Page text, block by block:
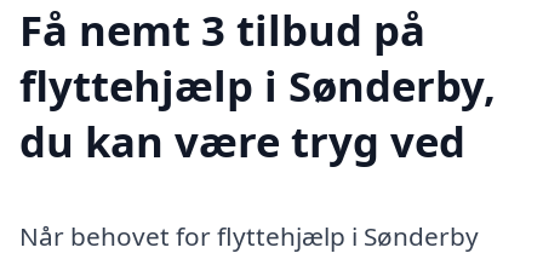
Få nemt 3 tilbud på
flyttehjælp i Sønderby,
du kan være tryg ved
Når behovet for flyttehjælp i Sønderby